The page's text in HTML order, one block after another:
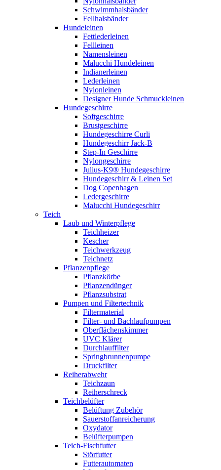
Schwimmhalsbänder
Fellhalsbänder
Hundeleinen
Fettlederleinen
Fellleinen
Namensleinen
Malucchi Hundeleinen
Indianerleinen
Lederleinen
Nylonleinen
Designer Hunde Schmuckleinen
Hundegeschirre
Softgeschirre
Brustgeschirre
Hundegeschirre Curli
Hundegeschirr Jack-B
Step-In Geschirre
Nylongeschirre
Julius-K9® Hundegeschirre
Hundegeschirr & Leinen Set
Dog Copenhagen
Ledergeschirre
Malucchi Hundegeschirr
Teich
Laub und Winterpflege
Teichheizer
Kescher
Teichwerkzeug
Teichnetz
Pflanzenpflege
Pflanzkörbe
Pflanzendünger
Pflanzsubstrat
Pumpen und Filtertechnik
Filtermaterial
Filter- und Bachlaufpumpen
Oberflächenskimmer
UVC Klärer
Durchlauffilter
Springbrunnenpumpe
Druckfilter
Reiherabwehr
Teichzaun
Reiherschreck
Teichbelüfter
Belüftung Zubehör
Sauerstoffanreicherung
Oxydator
Belüfterpumpen
Teich-Fischfutter
Störfutter
Futterautomaten